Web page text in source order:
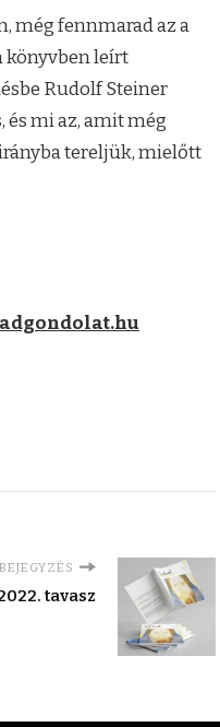
még fennmarad az a
könyvben leírt
Rudolf Steiner
mi az, amit még
tereljük, mielőtt
tavasz